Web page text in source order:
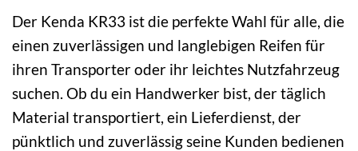
Der Kenda KR33 ist die perfekte Wahl für alle, die
einen zuverlässigen und langlebigen Reifen für
ihren Transporter oder ihr leichtes Nutzfahrzeug
suchen. Ob du ein Handwerker bist, der täglich
Material transportiert, ein Lieferdienst, der
pünktlich und zuverlässig seine Kunden bedienen